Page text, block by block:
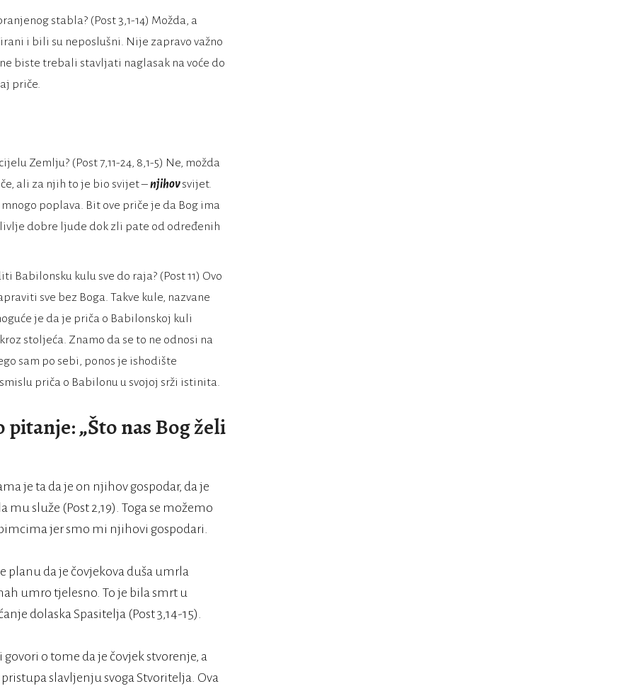
stabla? (Post 3,1-14) Možda, a
i bili su neposlušni. Nije zapravo važno
biste trebali stavljati naglasak na voće do
priče.
Zemlju? (Post 7,11-24, 8,1-5) Ne, možda
ali za njih to je bio svijet –njihovsvijet.
poplava. Bit ove priče je da Bog ima
dobre ljude dok zli pate od određenih
Babilonsku kulu sve do raja? (Post 11) Ovo
sve bez Boga. Takve kule, nazvane
je da je priča o Babilonskoj kuli
stoljeća. Znamo da se to ne odnosi na
sam po sebi, ponos je ishodište
priča o Babilonu u svojoj srži istinita.
„Što nas Bog želi
je ta da je on njihov gospodar, da je
mu služe (Post 2,19). Toga se možemo
jer smo mi njihovi gospodari.
planu da je čovjekova duša umrla
umro tjelesno. To je bila smrt u
dolaska Spasitelja (Post 3,14-15).
o tome da je čovjek stvorenje, a
slavljenju svoga Stvoritelja. Ova